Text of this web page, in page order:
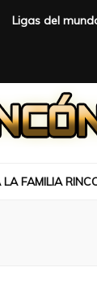
Ligas del
FAMILIA